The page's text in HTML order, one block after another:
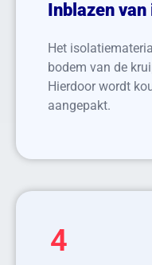
Inblazen
Het
bodem van de
Hierdoor wordt
aangepakt.
4